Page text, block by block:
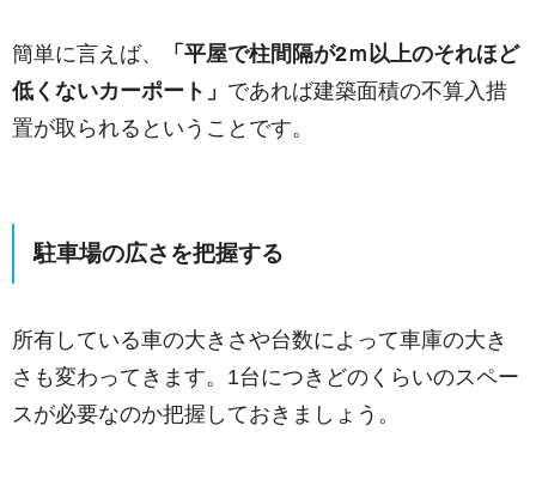
簡単に言えば、
「平屋で柱間隔が2ｍ以上のそれほど
低くないカーポート」 であれば建築面積の不算入措
置が取られるということです。
駐車場の広さを把握する
所有している車の大きさや台数によって車庫の大き
さも変わってきます。1台につきどのくらいのスペー
スが必要なのか把握しておきましょう。